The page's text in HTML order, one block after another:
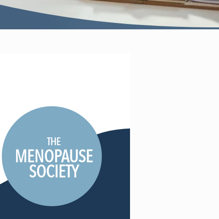
THE
MENOPAUSE
SOCIETY